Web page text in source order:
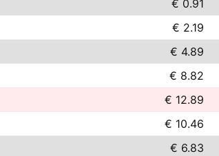
€ 0.91
€ 2.19
€ 4.89
€ 8.82
€ 12.89
€ 10.46
€ 6.83